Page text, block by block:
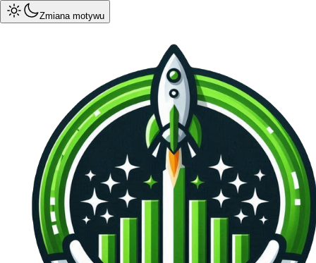
Zmiana motywu